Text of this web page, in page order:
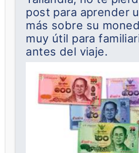
post para aprender
más sobre su
muy útil para
antes del viaje.